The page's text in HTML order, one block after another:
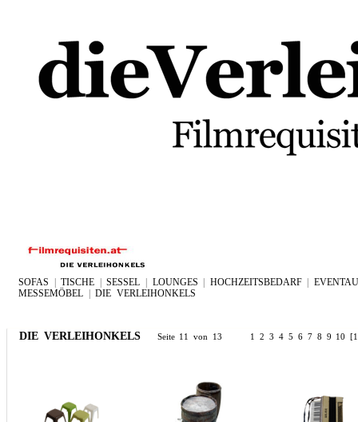
SOFAS |TISCHE |SESSEL LOUNGES HOCHZEITSBEDARF|
MESSEMÖBEL |DIE VERLEIHONKELS
DIE VERLEIHONKELS Seite 11 von 13 1 2 3 4 5 6 7 8 9 10